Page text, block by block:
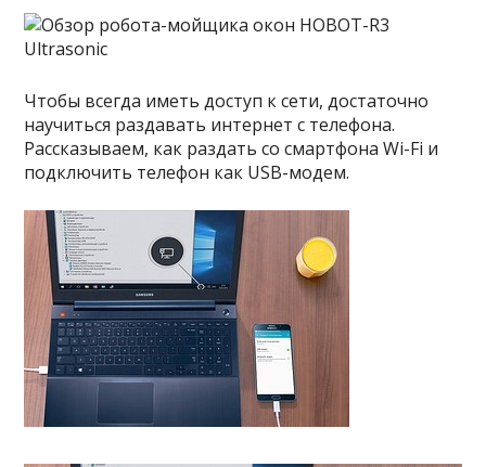
Чтобы всегда иметь доступ к сети, достаточно
научиться раздавать интернет с телефона.
Рассказываем, как раздать со смартфона Wi-Fi и
подключить телефон как USB-модем.